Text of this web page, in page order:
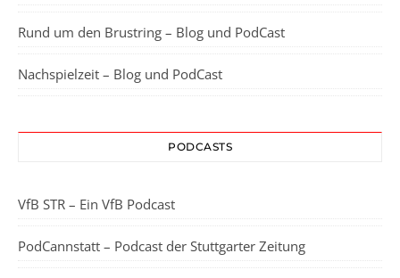
Rund um den Brustring – Blog und PodCast
Nachspielzeit – Blog und PodCast
PODCASTS
VfB STR – Ein VfB Podcast
PodCannstatt – Podcast der Stuttgarter Zeitung